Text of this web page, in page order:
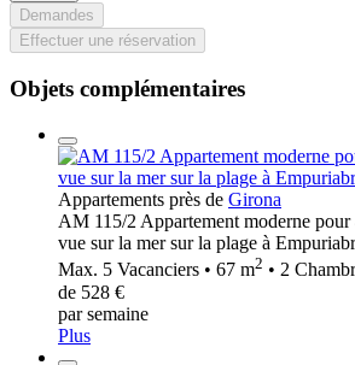
Demandes
Effectuer une réservation
Objets complémentaires
Appartements près de Girona
AM 115/2 Appartement moderne pour
vue sur la mer sur la plage à
Max. 5 Vacanciers • 67 m2 • 2
de 528 €
par semaine
Plus